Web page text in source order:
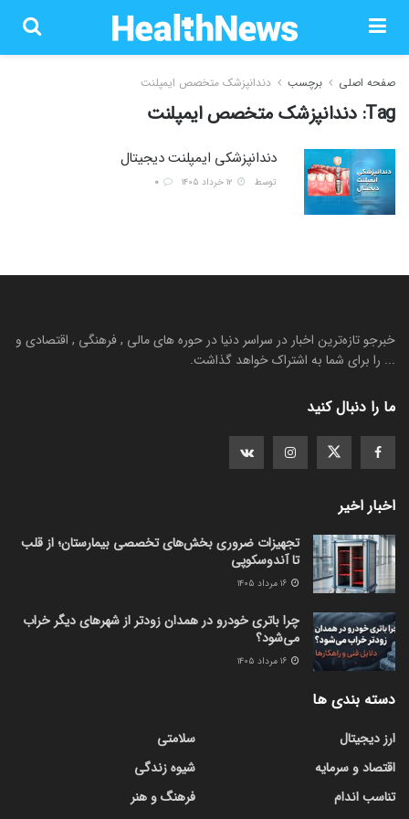
صفحه اصلی برچسب دندانپزشک متخصص ایمپلنت
Tag: دندانپزشک متخصص ایمپلنت
دندانپزشکی ایمپلنت دیجیتال
توسط
خبرجو تازه‌ترین اخبار در سراسر دنیا در حوره های مالی , فرهنگی , اقتصادی و
... را برای شما به اشتراک خواهد گذاشت.
ما را دنبال کنید
اخبار اخیر
تجهیزات ضروری بخش‌های تخصصی بیمارستان؛ از قلب
تا آندوسکوپی
چرا باتری خودرو در همدان زودتر از شهرهای دیگر خراب
می‌شود؟
دسته بندی ها
ارز دیجیتال
اقتصاد و سرمایه
تناسب اندام
سلامتی
شیوه زندگی
فرهنگ و هنر